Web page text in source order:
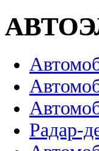
Радар-